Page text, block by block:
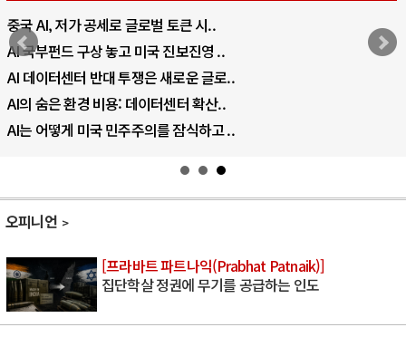
중국 AI, 저가 공세로 글로벌 토큰 시..
AI 국부펀드 구상 놓고 미국 진보진영 ..
AI 데이터센터 반대 투쟁은 새로운 글로..
AI의 숨은 환경 비용: 데이터센터 확산..
AI는 어떻게 미국 민주주의를 잠식하고 ..
오피니언
[프라바트 파트나익(Prabhat Patnaik)]
집단학살 정권에 무기를 공급하는 인도